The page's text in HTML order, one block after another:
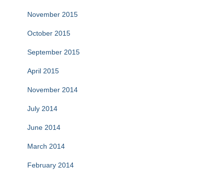
November 2015
October 2015
September 2015
April 2015
November 2014
July 2014
June 2014
March 2014
February 2014